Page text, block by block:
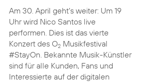
Am 30. April geht’s weiter: Um 19
Uhr wird Nico Santos live
performen. Dies ist das vierte
Konzert des O2Musikfestival
#StayOn. Bekannte Musik-Künstler
sind für alle Kunden, Fans und
Interessierte auf der digitalen